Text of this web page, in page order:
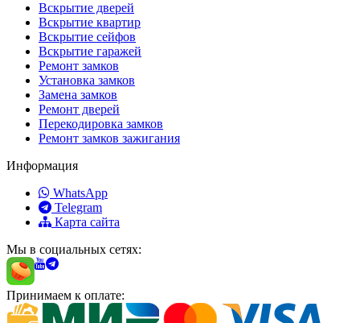
Вскрытие дверей
Вскрытие квартир
Вскрытие сейфов
Вскрытие гаражей
Ремонт замков
Установка замков
Замена замков
Ремонт дверей
Перекодировка замков
Ремонт замков зажигания
Информация
WhatsApp
Telegram
Карта сайта
Мы в социальных сетях:
Принимаем к оплате: